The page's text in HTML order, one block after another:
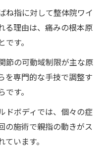
ね指に対して整体院ワイ
る理由は、痛みの根本原
す。
節の可動域制限が主な原
を専門的な手技で調整す
す。
ドボディでは、個々の症
の施術で親指の動きがス
います。